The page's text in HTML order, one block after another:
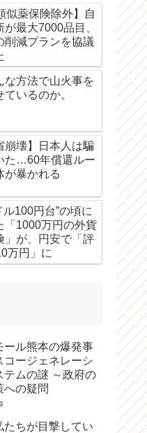
似薬保険除外】自
が最大7000品目、
削減プランを協議
な方法で山火事を
いるのか。
崩壊】日本人は騙
た…60年償還ルー
が暴かれる
ル100円台”の頃に
「1000万円の外貨
」が、円安で「評
万円」に
ール熊本の爆発事
コージェネレーシ
テムの謎 ～政府の
への疑問
たちが目撃してい